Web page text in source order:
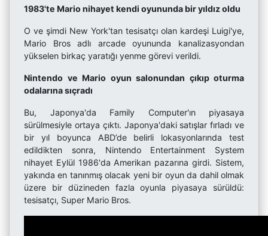
1983'te Mario nihayet kendi oyununda bir yıldız oldu
O ve şimdi New York'tan tesisatçı olan kardeşi Luigi'ye,
Mario Bros adlı arcade oyununda kanalizasyondan
yükselen birkaç yaratığı yenme görevi verildi.
Nintendo ve Mario oyun salonundan çıkıp oturma
odalarına sıçradı
Bu, Japonya'da Family Computer'ın piyasaya
sürülmesiyle ortaya çıktı. Japonya'daki satışlar fırladı ve
bir yıl boyunca ABD’de belirli lokasyonlarında test
edildikten sonra, Nintendo Entertainment System
nihayet Eylül 1986'da Amerikan pazarına girdi. Sistem,
yakında en tanınmış olacak yeni bir oyun da dahil olmak
üzere bir düzineden fazla oyunla piyasaya sürüldü:
tesisatçı, Super Mario Bros.